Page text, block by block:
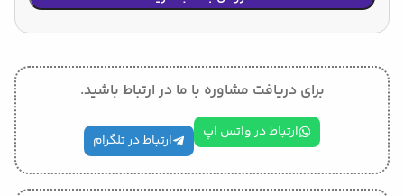
برای دریافت مشاوره با ما در ارتباط باشید.
ارتباط در واتس اپ ارتباط در تلگرام